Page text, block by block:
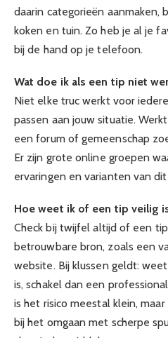
daarin categorieën aanmaken,
koken en tuin. Zo heb je al je
bij de hand op je telefoon.
Wat doe ik als een tip niet
Niet elke truc werkt voor
passen aan jouw situatie.
een forum of gemeenschap
Er zijn grote online groepen
ervaringen en varianten van
Hoe weet ik of een tip veilig
Check bij twijfel altijd of een
betrouwbare bron, zoals een
website. Bij klussen geldt:
is, schakel dan een
is het risico meestal klein,
bij het omgaan met scherpe